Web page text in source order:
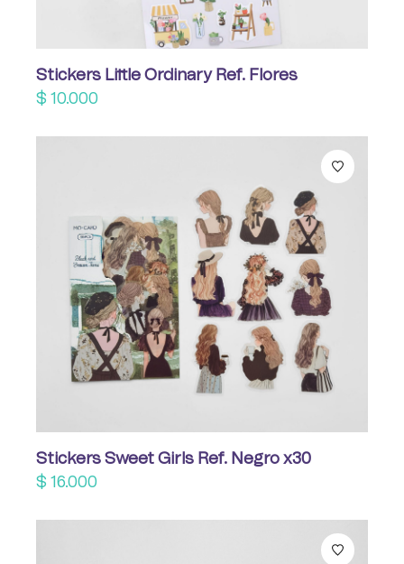
Stickers Little Ordinary Ref. Flores
$ 10.000
Stickers Sweet Girls Ref. Negro x30
$ 16.000